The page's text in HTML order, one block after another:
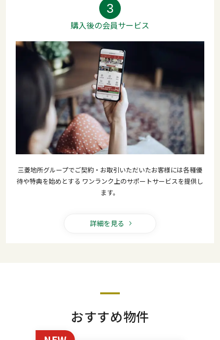
3
購入後の会員サービス
三菱地所グループでご契約・お取引いただいたお客様には各種優
待や特典を始めとする ワンランク上のサポートサービスを提供し
ます。
詳細を見る
おすすめ物件